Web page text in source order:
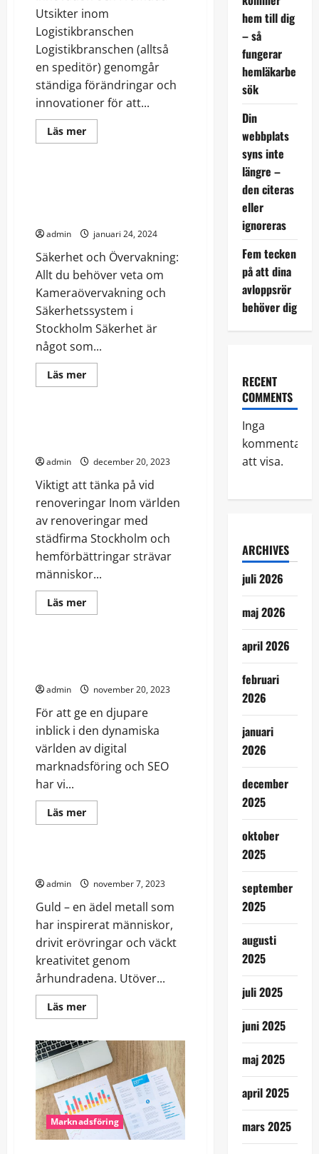
Utsikter inom
Logistikbranschen
Logistikbranschen (alltså
en speditör) genomgår
ständiga förändringar och
innovationer för att...
Läs merRead
more
Uncategorized
admin januari 24, 2024
Säkerhet och Övervakning:
Allt du behöver veta om
Kameraövervakning och
Säkerhetssystem i
Stockholm Säkerhet är
något som...
Läs merRead
more
veta
Kameraövervakning
Hantverk
admin december 20, 2023
Viktigt att tänka på vid
renoveringar Inom världen
av renoveringar med
städfirma Stockholm och
hemförbättringar strävar
människor...
Läs merRead
more
Teknik
admin november 20, 2023
För att ge en djupare
inblick i den dynamiska
världen av digital
marknadsföring och SEO
har vi...
Läs merRead
more
–
en
intervju
Skönhet
admin november 7, 2023
Guld – en ädel metall som
har inspirerat människor,
drivit erövringar och väckt
kreativitet genom
århundradena. Utöver...
Läs merRead
more
–
än
Bara
Metall
Marknadsföring
hem till dig
– så
fungerar
hemläkarbe
sök
Din
webbplats
syns inte
längre –
den citeras
eller
ignoreras
Fem tecken
på att dina
avloppsrör
behöver dig
RECENT
COMMENTS
Inga
kommentarer
att visa.
ARCHIVES
juli 2026
maj 2026
april 2026
februari
2026
januari
2026
december
2025
oktober
2025
september
2025
augusti
2025
juli 2025
juni 2025
maj 2025
april 2025
mars 2025